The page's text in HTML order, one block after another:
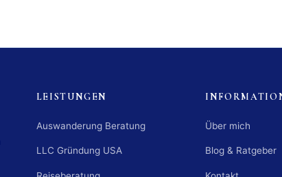
LEISTUNGEN
Auswanderung Beratung
LLC Gründung USA
Über mich
Blog & Ratgeber